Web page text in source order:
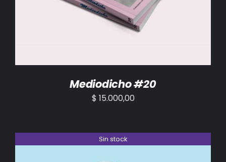
Mediodicho #20
$ 15.000,00
Sin stock